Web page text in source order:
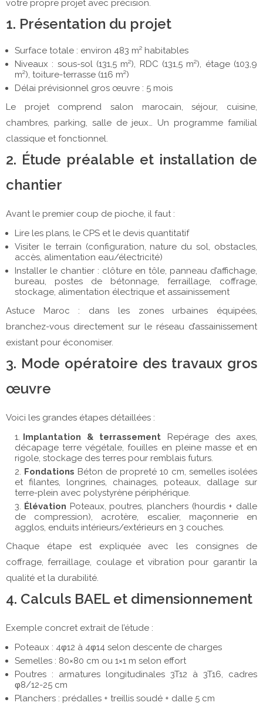
votre propre projet avec précision.
1. Présentation du projet
Surface totale : environ 483 m² habitables
Niveaux : sous-sol (131,5 m²), RDC (131,5 m²), étage (103,9
m²), toiture-terrasse (116 m²)
Délai prévisionnel gros œuvre : 5 mois
Le projet comprend salon marocain, séjour, cuisine,
chambres, parking, salle de jeux… Un programme familial
classique et fonctionnel.
2. Étude préalable et installation de
chantier
Avant le premier coup de pioche, il faut :
Lire les plans, le CPS et le devis quantitatif
Visiter le terrain (configuration, nature du sol, obstacles,
accès, alimentation eau/électricité)
Installer le chantier : clôture en tôle, panneau d’affichage,
bureau, postes de bétonnage, ferraillage, coffrage,
stockage, alimentation électrique et assainissement
Astuce Maroc : dans les zones urbaines équipées,
branchez-vous directement sur le réseau d’assainissement
existant pour économiser.
3. Mode opératoire des travaux gros
œuvre
Voici les grandes étapes détaillées :
Implantation & terrassement Repérage des axes,
décapage terre végétale, fouilles en pleine masse et en
rigole, stockage des terres pour remblais futurs.
Fondations Béton de propreté 10 cm, semelles isolées
et filantes, longrines, chainages, poteaux, dallage sur
terre-plein avec polystyrène périphérique.
Élévation Poteaux, poutres, planchers (hourdis + dalle
de compression), acrotère, escalier, maçonnerie en
agglos, enduits intérieurs/extérieurs en 3 couches.
Chaque étape est expliquée avec les consignes de
coffrage, ferraillage, coulage et vibration pour garantir la
qualité et la durabilité.
4. Calculs BAEL et dimensionnement
Exemple concret extrait de l’étude :
Poteaux : 4φ12 à 4φ14 selon descente de charges
Semelles : 80×80 cm ou 1×1 m selon effort
Poutres : armatures longitudinales 3T12 à 3T16, cadres
φ8/12-25 cm
Planchers : prédalles + treillis soudé + dalle 5 cm